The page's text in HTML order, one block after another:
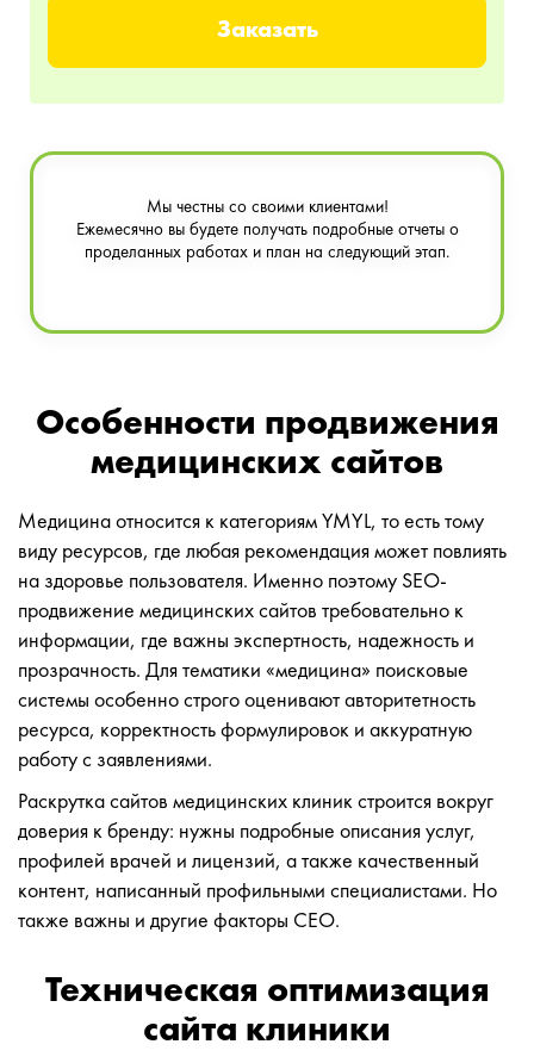
Мы честны со своими клиентами!
Ежемесячно вы будете получать подробные отчеты о
проделанных работах и план на следующий этап.
Особенности продвижения
медицинских сайтов
Медицина относится к категориям YMYL, то есть тому
виду ресурсов, где любая рекомендация может повлиять
на здоровье пользователя. Именно поэтому SEO-
продвижение медицинских сайтов требовательно к
информации, где важны экспертность, надежность и
прозрачность. Для тематики «медицина» поисковые
системы особенно строго оценивают авторитетность
ресурса, корректность формулировок и аккуратную
работу с заявлениями.
Раскрутка сайтов медицинских клиник строится вокруг
доверия к бренду: нужны подробные описания услуг,
профилей врачей и лицензий, а также качественный
контент, написанный профильными специалистами. Но
также важны и другие факторы СЕО.
Техническая оптимизация
сайта клиники